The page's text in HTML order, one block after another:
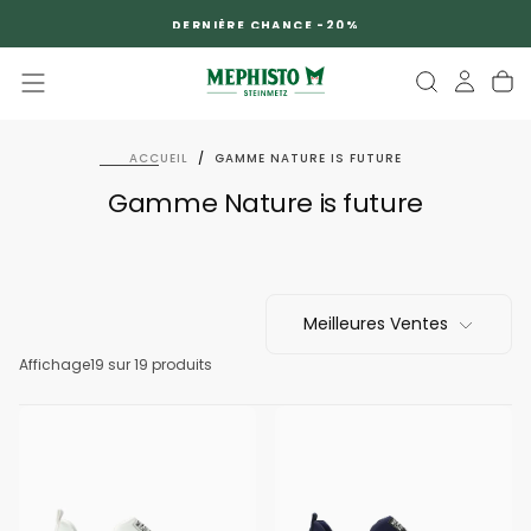
DERNIÈRE CHANCE -20%
ACCUEIL / GAMME NATURE IS FUTURE
Gamme Nature is future
Meilleures Ventes
Affichage19 sur 19 produits